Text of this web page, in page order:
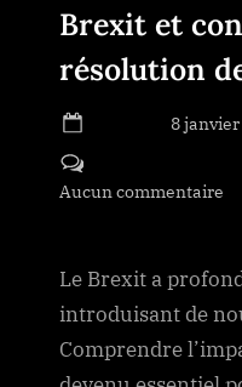
Brexit et
résolution
8
Aucun commentaire
Le Brexit a
introduisant de
Comprendre